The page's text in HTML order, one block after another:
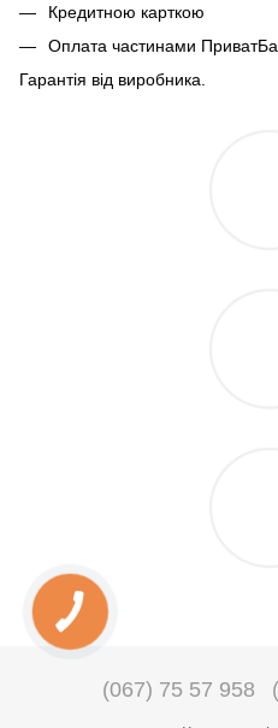
Кредитною карткою
Оплата частинами
Гарантія від виробника.
(067) 75 57 958